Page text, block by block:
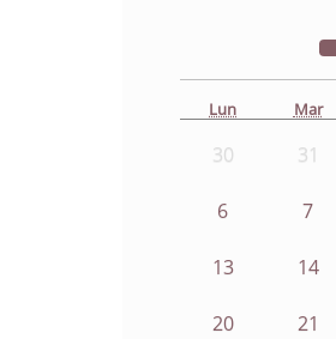
Lun Mar
30 31
6 7
13 14
20 21